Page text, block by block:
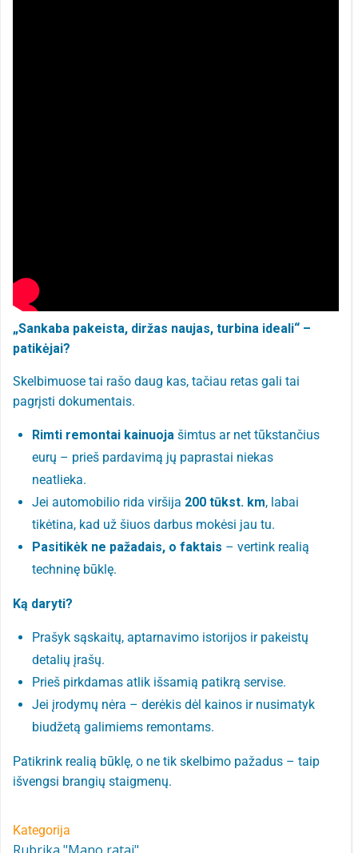
„Sankaba pakeista, diržas naujas, turbina ideali“ –
patikėjai?
Skelbimuose tai rašo daug kas, tačiau retas gali tai
pagrįsti dokumentais.
Rimti remontai kainuoja šimtus ar net tūkstančius
eurų – prieš pardavimą jų paprastai niekas
neatlieka.
Jei automobilio rida viršija 200 tūkst. km, labai
tikėtina, kad už šiuos darbus mokėsi jau tu.
Pasitikėk ne pažadais, o faktais – vertink realią
techninę būklę.
Ką daryti?
Prašyk sąskaitų, aptarnavimo istorijos ir pakeistų
detalių įrašų.
Prieš pirkdamas atlik išsamią patikrą servise.
Jei įrodymų nėra – derėkis dėl kainos ir nusimatyk
biudžetą galimiems remontams.
Patikrink realią būklę, o ne tik skelbimo pažadus – taip
išvengsi brangių staigmenų.
Kategorija